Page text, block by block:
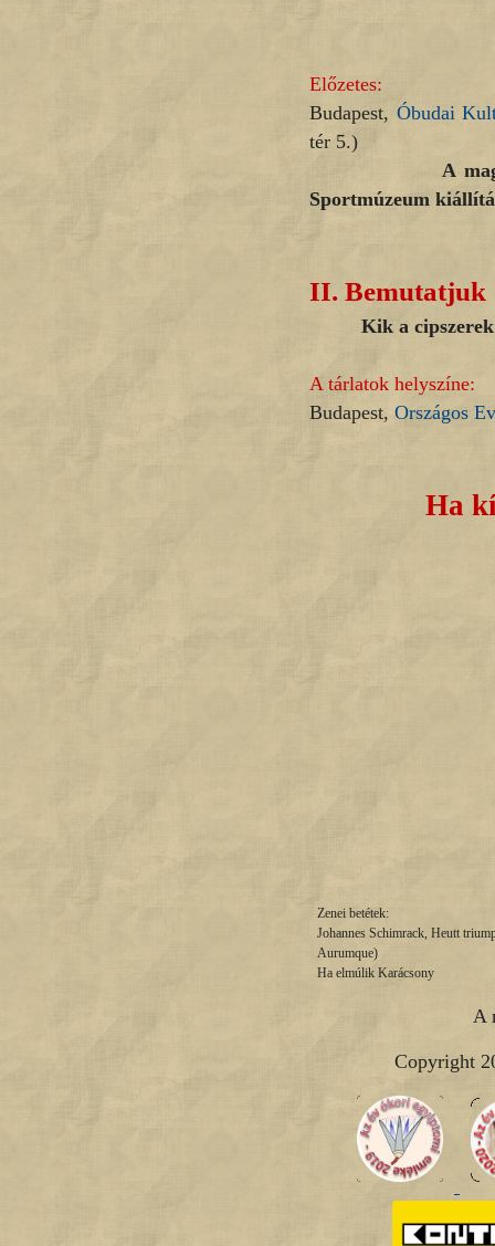
Előzetes:
Budapest, Óbudai
tér 5.)
A
Sportmúzeum
II. Bemutatjuk
Kik a
A tárlatok helyszíne:
Budapest, Országos
Ha
Zenei betétek:
Johannes Schimrack, Heutt
Aurumque)
Ha elmúlik Karácsony
A
Copyright